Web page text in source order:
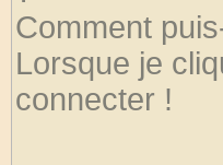
Comment
Lorsque je
connecter !